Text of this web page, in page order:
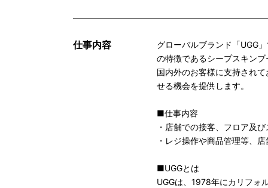
仕事内容
グローバルブランド「UGG
の特徴であるシープスキン
国内外のお客様に支持され
せる機会を提供します。
■仕事内容
・店舗での接客、フロア及
・レジ操作や商品管理等、
■UGGとは
UGGは、1978年にカリフォ